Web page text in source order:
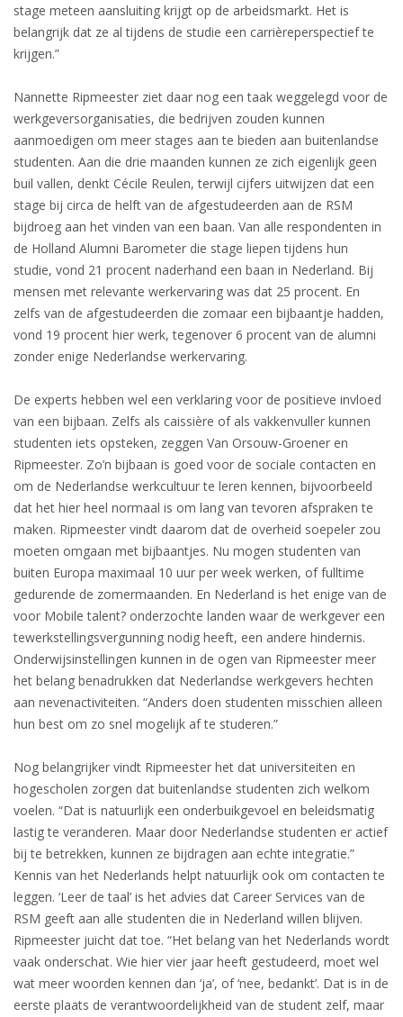
stage meteen aansluiting krijgt op de arbeidsmarkt. Het is
belangrijk dat ze al tijdens de studie een carrièreperspectief te
krijgen.”
Nannette Ripmeester ziet daar nog een taak weggelegd voor de
werkgeversorganisaties, die bedrijven zouden kunnen
aanmoedigen om meer stages aan te bieden aan buitenlandse
studenten. Aan die drie maanden kunnen ze zich eigenlijk geen
buil vallen, denkt Cécile Reulen, terwijl cijfers uitwijzen dat een
stage bij circa de helft van de afgestudeerden aan de RSM
bijdroeg aan het vinden van een baan. Van alle respondenten in
de Holland Alumni Barometer die stage liepen tijdens hun
studie, vond 21 procent naderhand een baan in Nederland. Bij
mensen met relevante werkervaring was dat 25 procent. En
zelfs van de afgestudeerden die zomaar een bijbaantje hadden,
vond 19 procent hier werk, tegenover 6 procent van de alumni
zonder enige Nederlandse werkervaring.
De experts hebben wel een verklaring voor de positieve invloed
van een bijbaan. Zelfs als caissière of als vakkenvuller kunnen
studenten iets opsteken, zeggen Van Orsouw-Groener en
Ripmeester. Zo’n bijbaan is goed voor de sociale contacten en
om de Nederlandse werkcultuur te leren kennen, bijvoorbeeld
dat het hier heel normaal is om lang van tevoren afspraken te
maken. Ripmeester vindt daarom dat de overheid soepeler zou
moeten omgaan met bijbaantjes. Nu mogen studenten van
buiten Europa maximaal 10 uur per week werken, of fulltime
gedurende de zomermaanden. En Nederland is het enige van de
voor Mobile talent? onderzochte landen waar de werkgever een
tewerkstellingsvergunning nodig heeft, een andere hindernis.
Onderwijsinstellingen kunnen in de ogen van Ripmeester meer
het belang benadrukken dat Nederlandse werkgevers hechten
aan nevenactiviteiten. “Anders doen studenten misschien alleen
hun best om zo snel mogelijk af te studeren.”
Nog belangrijker vindt Ripmeester het dat universiteiten en
hogescholen zorgen dat buitenlandse studenten zich welkom
voelen. “Dat is natuurlijk een onderbuikgevoel en beleidsmatig
lastig te veranderen. Maar door Nederlandse studenten er actief
bij te betrekken, kunnen ze bijdragen aan echte integratie.”
Kennis van het Nederlands helpt natuurlijk ook om contacten te
leggen. ‘Leer de taal’ is het advies dat Career Services van de
RSM geeft aan alle studenten die in Nederland willen blijven.
Ripmeester juicht dat toe. “Het belang van het Nederlands wordt
vaak onderschat. Wie hier vier jaar heeft gestudeerd, moet wel
wat meer woorden kennen dan ‘ja’, of ‘nee, bedankt’. Dat is in de
eerste plaats de verantwoordelijkheid van de student zelf, maar